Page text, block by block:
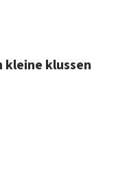
kleine klussen